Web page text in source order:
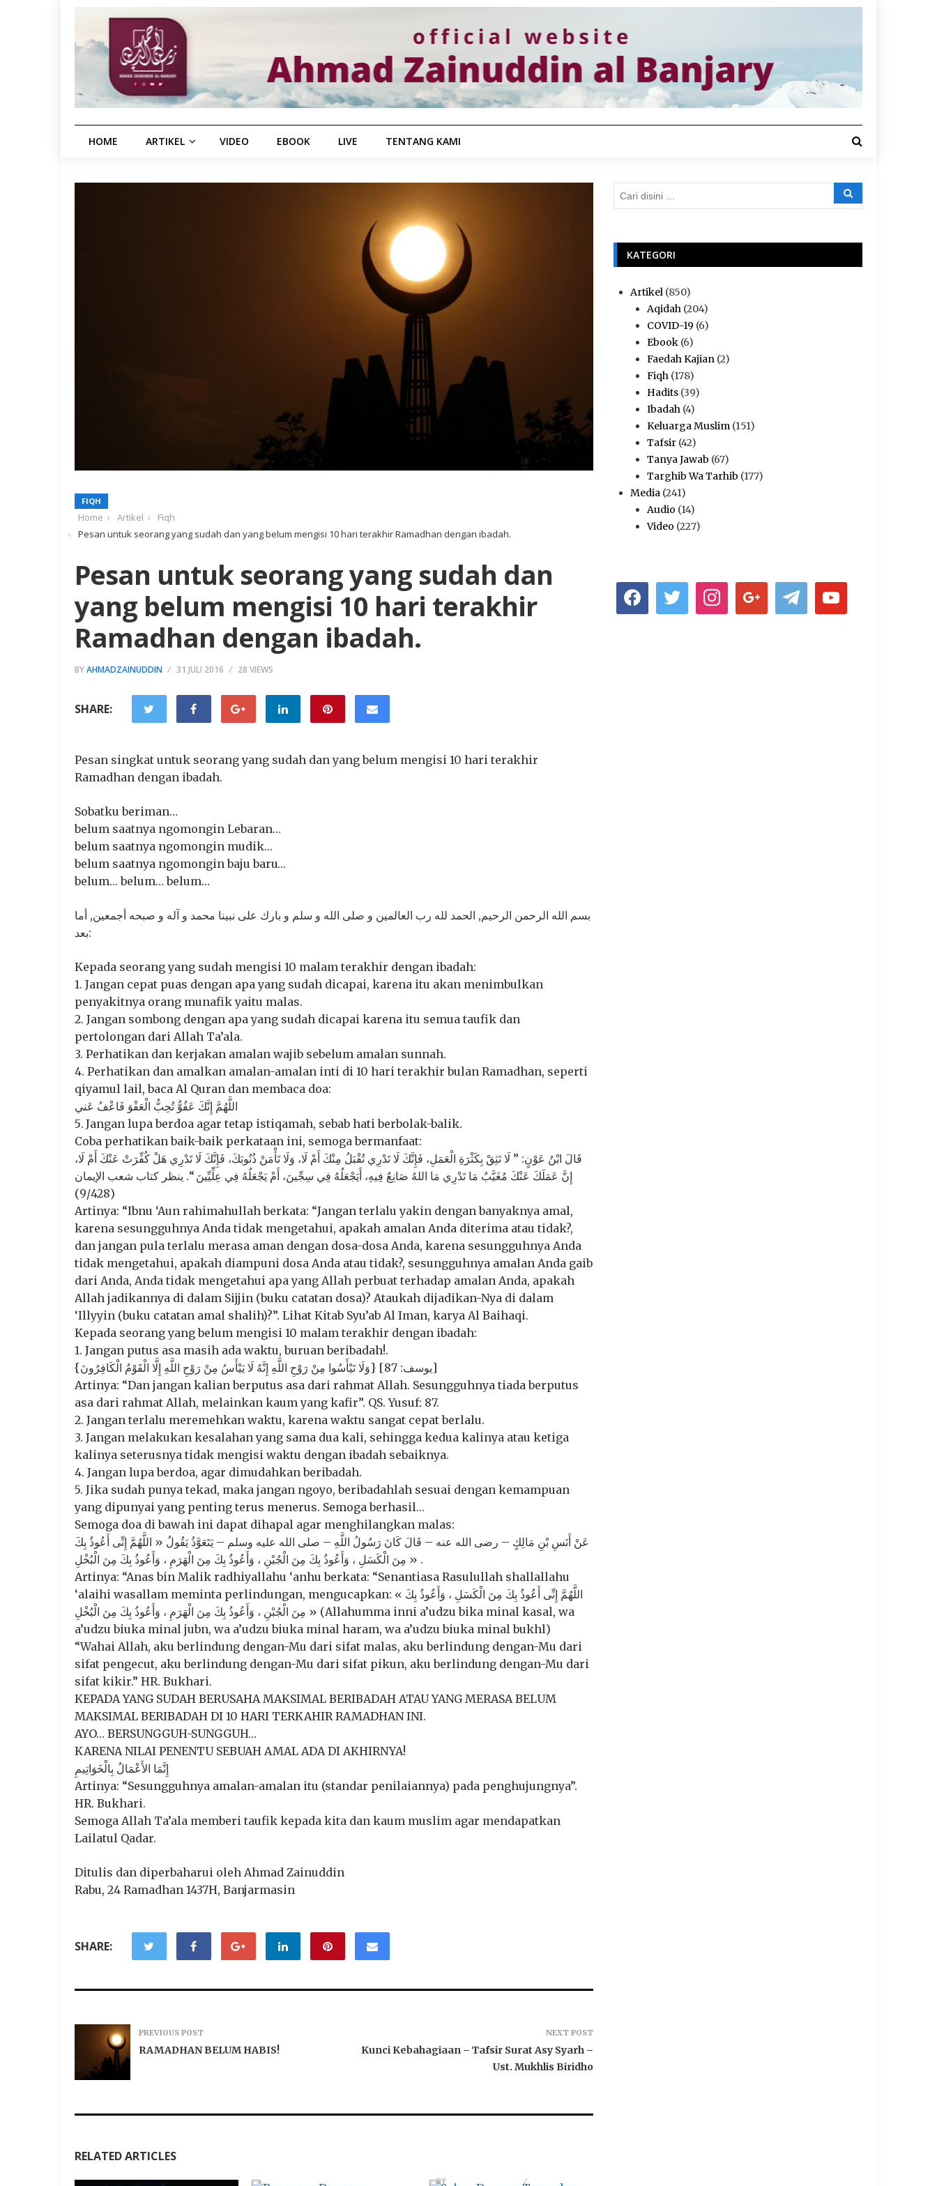
HOME ARTIKEL VIDEO EBOOK LIVE TENTANG KAMI
FIQH
Home Artikel
Fiqh
Pesan untuk seorang yang sudah dan yang belum mengisi 10 hari terakhir Ramadhan dengan ibadah.
Pesan untuk seorang yang sudah dan
yang belum mengisi 10 hari terakhir
Ramadhan dengan ibadah.
BYAHMADZAINUDDIN 31 JULI 2016 28 VIEWS
SHARE:
Pesan singkat untuk seorang yang sudah dan yang belum mengisi 10 hari terakhir
Ramadhan dengan ibadah.
Sobatku beriman…
belum saatnya ngomongin Lebaran…
belum saatnya ngomongin mudik…
belum saatnya ngomongin baju baru…
belum… belum… belum…
بسم الله الرحمن الرحيم, الحمد لله رب العالمين و صلى الله و سلم و بارك على نبينا محمد و آله و صبحه أجمعين, أما
بعد:
Kepada seorang yang sudah mengisi 10 malam terakhir dengan ibadah:
1. Jangan cepat puas dengan apa yang sudah dicapai, karena itu akan menimbulkan
penyakitnya orang munafik yaitu malas.
2. Jangan sombong dengan apa yang sudah dicapai karena itu semua taufik dan
pertolongan dari Allah Ta’ala.
3. Perhatikan dan kerjakan amalan wajib sebelum amalan sunnah.
4. Perhatikan dan amalkan amalan-amalan inti di 10 hari terakhir bulan Ramadhan, seperti
qiyamul lail, baca Al Quran dan membaca doa:
اللَّهُمَّ إِنَّكَ عَفُوٌّ تُحِبُّ الْعَفْوَ فَاعْفُ عَني
5. Jangan lupa berdoa agar tetap istiqamah, sebab hati berbolak-balik.
Coba perhatikan baik-baik perkataan ini, semoga bermanfaat:
قَالَ ابْنُ عَوْنٍ: ” لَا تَثِقْ بِكَثْرَةِ الْعَمَلِ، فَإِنَّكَ لَا تَدْرِي تُقْبَلُ مِنْكَ أَمْ لَا، وَلَا تَأْمَنْ ذُنُوبَكَ، فَإِنَّكَ لَا تَدْرِي هَلْ كُفِّرَتْ عَنْكَ أَمْ لَا،
إِنَّ عَمَلَكَ عَنْكَ مُغَيَّبٌ مَا تَدْرِي مَا اللهُ صَانِعٌ فِيهِ، أَيَجْعَلُهُ فِي سِجِّينَ، أَمْ يَجْعَلُهُ فِي عِلِّيِّينَ “. ينظر كتاب شعب الإيمان
(9/428)
Artinya: “Ibnu ‘Aun rahimahullah berkata: “Jangan terlalu yakin dengan banyaknya amal,
karena sesungguhnya Anda tidak mengetahui, apakah amalan Anda diterima atau tidak?,
dan jangan pula terlalu merasa aman dengan dosa-dosa Anda, karena sesungguhnya Anda
tidak mengetahui, apakah diampuni dosa Anda atau tidak?, sesungguhnya amalan Anda gaib
dari Anda, Anda tidak mengetahui apa yang Allah perbuat terhadap amalan Anda, apakah
Allah jadikannya di dalam Sijjin (buku catatan dosa)? Ataukah dijadikan-Nya di dalam
‘Illyyin (buku catatan amal shalih)?”. Lihat Kitab Syu’ab Al Iman, karya Al Baihaqi.
Kepada seorang yang belum mengisi 10 malam terakhir dengan ibadah:
1. Jangan putus asa masih ada waktu, buruan beribadah!.
{وَلَا تَيْأَسُوا مِنْ رَوْحِ اللَّهِ إِنَّهُ لَا يَيْأَسُ مِنْ رَوْحِ اللَّهِ إِلَّا الْقَوْمُ الْكَافِرُونَ} [يوسف: 87]
Artinya: “Dan jangan kalian berputus asa dari rahmat Allah. Sesungguhnya tiada berputus
asa dari rahmat Allah, melainkan kaum yang kafir”. QS. Yusuf: 87.
2. Jangan terlalu meremehkan waktu, karena waktu sangat cepat berlalu.
3. Jangan melakukan kesalahan yang sama dua kali, sehingga kedua kalinya atau ketiga
kalinya seterusnya tidak mengisi waktu dengan ibadah sebaiknya.
4. Jangan lupa berdoa, agar dimudahkan beribadah.
5. Jika sudah punya tekad, maka jangan ngoyo, beribadahlah sesuai dengan kemampuan
yang dipunyai yang penting terus menerus. Semoga berhasil…
Semoga doa di bawah ini dapat dihapal agar menghilangkan malas:
عَنْ أَنَسِ بْنِ مَالِكٍ – رضى الله عنه – قَالَ كَانَ رَسُولُ اللَّهِ – صلى الله عليه وسلم – يَتَعَوَّذُ يَقُولُ « اللَّهُمَّ إِنِّى أَعُوذُ بِكَ
مِنَ الْكَسَلِ ، وَأَعُوذُ بِكَ مِنَ الْجُبْنِ ، وَأَعُوذُ بِكَ مِنَ الْهَرَمِ ، وَأَعُوذُ بِكَ مِنَ الْبُخْلِ » .
Artinya: “Anas bin Malik radhiyallahu ‘anhu berkata: “Senantiasa Rasulullah shallallahu
‘alaihi wasallam meminta perlindungan, mengucapkan: « اللَّهُمَّ إِنِّى أَعُوذُ بِكَ مِنَ الْكَسَلِ ، وَأَعُوذُ بِكَ
مِنَ الْجُبْنِ ، وَأَعُوذُ بِكَ مِنَ الْهَرَمِ ، وَأَعُوذُ بِكَ مِنَ الْبُخْلِ » (Allahumma inni a’udzu bika minal kasal, wa
a’udzu biuka minal jubn, wa a’udzu biuka minal haram, wa a’udzu biuka minal bukhl)
“Wahai Allah, aku berlindung dengan-Mu dari sifat malas, aku berlindung dengan-Mu dari
sifat pengecut, aku berlindung dengan-Mu dari sifat pikun, aku berlindung dengan-Mu dari
sifat kikir.” HR. Bukhari.
KEPADA YANG SUDAH BERUSAHA MAKSIMAL BERIBADAH ATAU YANG MERASA BELUM
MAKSIMAL BERIBADAH DI 10 HARI TERKAHIR RAMADHAN INI.
AYO… BERSUNGGUH-SUNGGUH…
KARENA NILAI PENENTU SEBUAH AMAL ADA DI AKHIRNYA!
إِنَّمَا الأَعْمَالُ بِالْخَوَاتِيمِ
Artinya: “Sesungguhnya amalan-amalan itu (standar penilaiannya) pada penghujungnya”.
HR. Bukhari.
Semoga Allah Ta’ala memberi taufik kepada kita dan kaum muslim agar mendapatkan
Lailatul Qadar.
Ditulis dan diperbaharui oleh Ahmad Zainuddin
Rabu, 24 Ramadhan 1437H, Banjarmasin
SHARE:
PREVIOUS POST
RAMADHAN BELUM HABIS!
NEXT POST
Kunci Kebahagiaan – Tafsir Surat Asy Syarh –
Ust. Mukhlis Biridho
RELATED ARTICLES
Yang Sah
BY
KATEGORI
Artikel(850)
Aqidah(204)
COVID-19 (6)
Ebook(6)
Faedah Kajian(2)
Fiqh(178)
Hadits(39)
Ibadah(4)
Keluarga Muslim(151)
Tafsir(42)
Tanya Jawab (67)
Targhib Wa Tarhib (177)
Media(241)
Audio (14)
Video (227)
facebook twitter instagramgoogle telegram youtube